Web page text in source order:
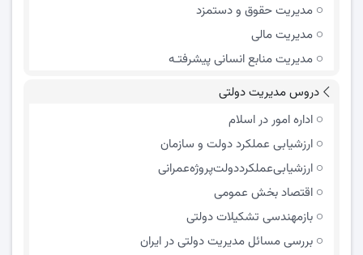
مدیریت حقوق و دستمزد
مدیریت مالی
مدیریت منابع انسانی پیشرفتـه
دروس مدیریت دولتی
اداره امور در اسلام
ارزشیابی عملکرد دولت و سازمان
ارزشیابی‌عملکرد‌دولت‌پروژه‌عمرانی
اقتصاد بخش عمومی
بازمهندسی تشکیلات دولتی
بررسی مسائل مدیریت دولتی در ایران